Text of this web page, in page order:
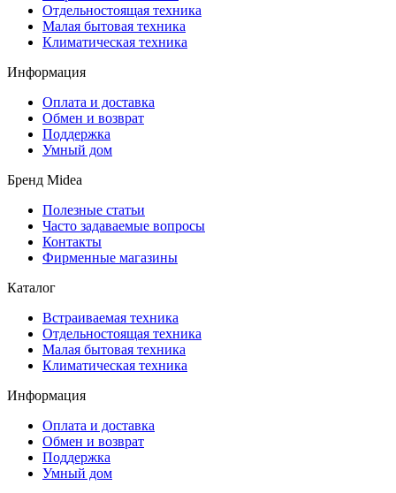
Отдельностоящая техника
Малая бытовая техника
Климатическая техника
Информация
Оплата и доставка
Обмен и возврат
Поддержка
Умный дом
Бренд Midea
Полезные статьи
Часто задаваемые вопросы
Контакты
Фирменные магазины
Каталог
Встраиваемая техника
Отдельностоящая техника
Малая бытовая техника
Климатическая техника
Информация
Оплата и доставка
Обмен и возврат
Поддержка
Умный дом